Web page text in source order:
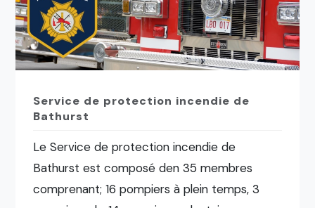
Service de protection incendie de
Bathurst
Le Service de protection incendie de
Bathurst est composé den 35 membres
comprenant; 16 pompiers à plein temps, 3